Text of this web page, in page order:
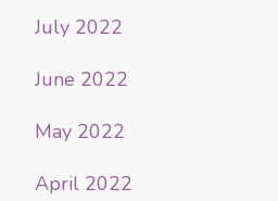
July 2022
June 2022
May 2022
April 2022